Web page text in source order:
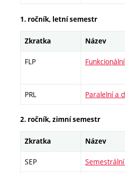
1. ročník, letní semestr
Zkratka Název
FLP
PRL Paralelní a
2. ročník, zimní semestr
Zkratka Název
SEP